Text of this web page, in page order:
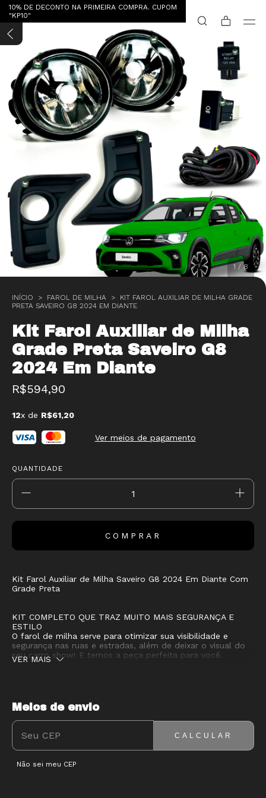
10% DE DECONTO NA PRIMEIRA COMPRA. CUPOM
"KP10"
1 / 8
INÍCIO > FAROL DE MILHA >
KIT FAROL AUXILIAR DE MILHA GRADE
PRETA SAVEIRO G8 2024 EM DIANTE
Kit Farol Auxiliar de Milha
Grade Preta Saveiro G8
2024 Em Diante
R$594,90
12x de R$61,20
Ver meios de pagamento
QUANTIDADE
Kit Farol Auxiliar de Milha Saveiro G8 2024 Em Diante Com
Grade Preta
KIT COMPLETO QUE TRAZ MUITO MAIS SEGURANÇA E
ESTILO
O farol de milha serve para otimizar sua visibilidade e
segurança nas ruas e estradas, além de deixar o visual do
seu carro show! E temos a peça perfeita para você.
alta transparência, com um design que seu carro merece
para você ter um estilo único! Conta com botão similar ao
original e também grade preta.
Nossa lente não apenas protege seus componentes
internos, mas também distribui a luz de forma uniforme. E
a carcaça atua como o guarda-costas do seu sistema de
VER MAIS
ENTREGAS PARA O CEP:
Meios de envio
CALCULAR
Não sei meu CEP